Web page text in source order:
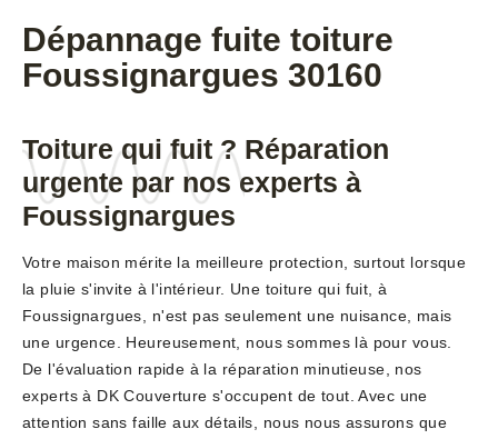
Dépannage fuite toiture
Foussignargues 30160
Toiture qui fuit ? Réparation
urgente par nos experts à
Foussignargues
Votre maison mérite la meilleure protection, surtout lorsque
la pluie s'invite à l'intérieur. Une toiture qui fuit, à
Foussignargues, n'est pas seulement une nuisance, mais
une urgence. Heureusement, nous sommes là pour vous.
De l'évaluation rapide à la réparation minutieuse, nos
experts à DK Couverture s'occupent de tout. Avec une
attention sans faille aux détails, nous nous assurons que